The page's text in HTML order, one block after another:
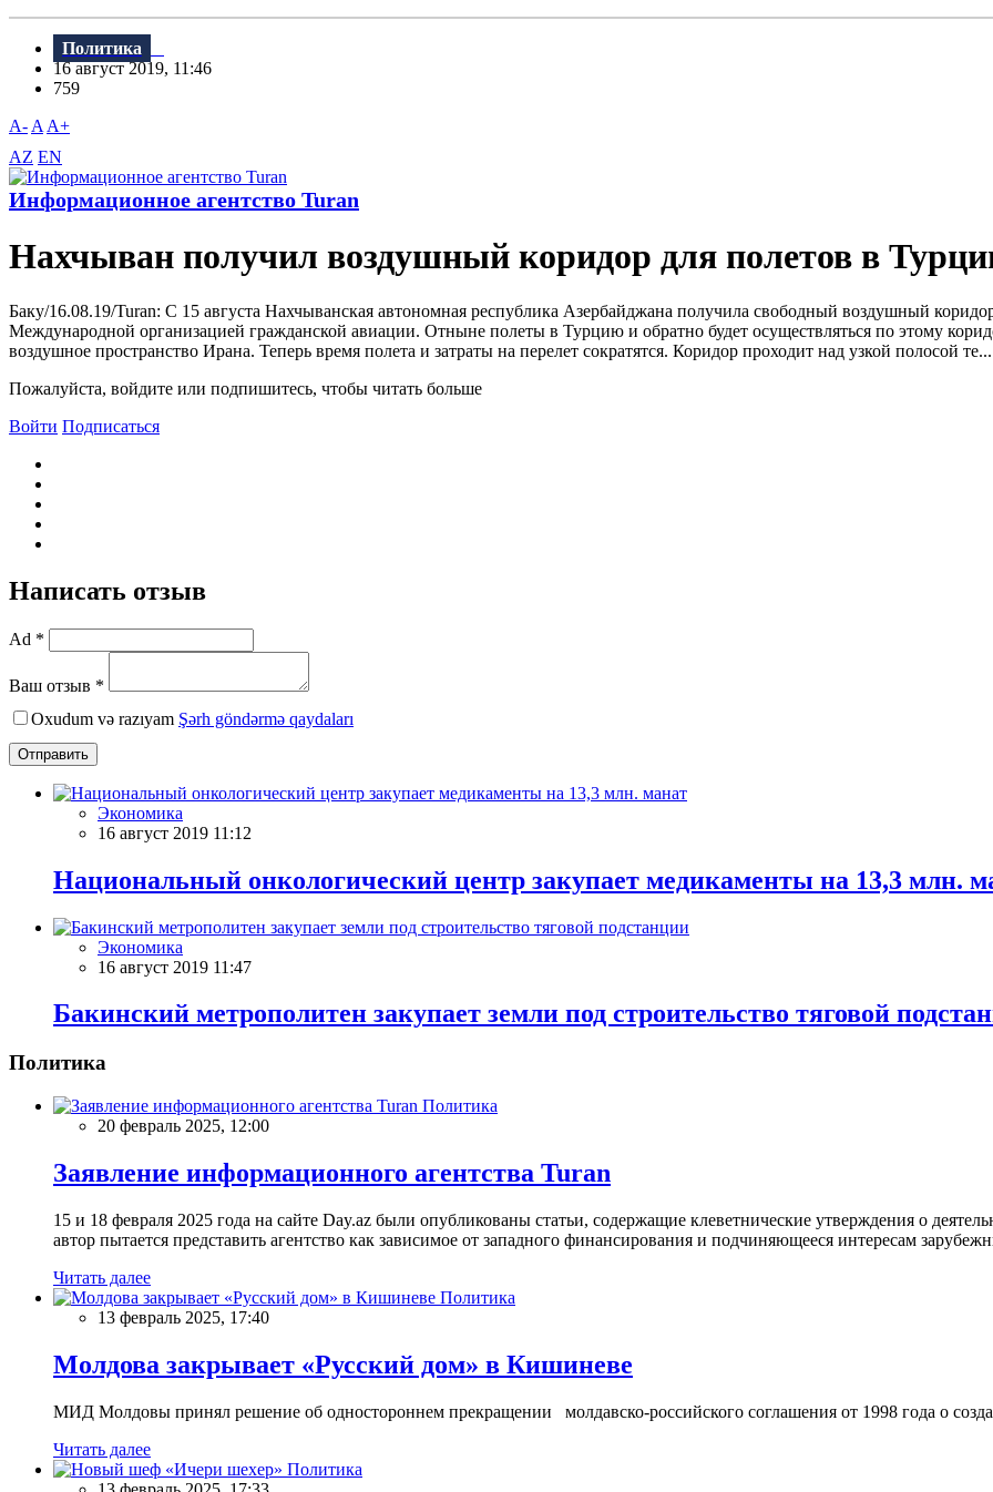
Политика
16 август 2019, 11:46
759
A- A A+
AZ EN
Информационное агентство Turan
Нахчыван получил воздушный коридор для полетов в
Баку/16.08.19/Turan: C 15 августа Нахчыванская автономная республика Азербайджана получила свободный воздушный
Международной организацией гражданской авиации. Отныне полеты в Турцию и обратно будет осуществляться по этому
воздушное пространство Ирана. Теперь время полета и затраты на перелет сократятся. Коридор проходит над узкой полосой те...
Пожалуйста, войдите или подпишитесь, чтобы читать больше
Войти Подписаться
Написать отзыв
Ad *
Ваш отзыв *
Oxudum və razıyam Şərh göndərmə qaydaları
Отправить
Экономика
16 август 2019 11:12
Национальный онкологический центр закупает медикаменты на 13,3 млн.
Экономика
16 август 2019 11:47
Бакинский метрополитен закупает земли под строительство тяговой
Политика
Политика
20 февраль 2025, 12:00
Заявление информационного агентства Turan
15 и 18 февраля 2025 года на сайте Day.az были опубликованы статьи, содержащие клеветнические утверждения о
автор пытается представить агентство как зависимое от западного финансирования и подчиняющееся интересам
Читать далее
Политика
13 февраль 2025, 17:40
Молдова закрывает «Русский дом» в Кишиневе
МИД Молдовы принял решение об одностороннем прекращении молдавско-российского соглашения от 1998 года о
Читать далее
Политика